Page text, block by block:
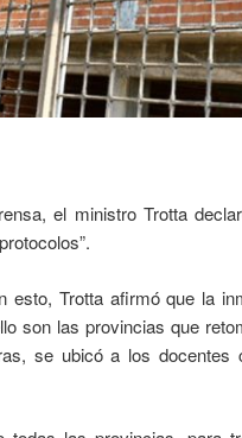
el ministro Trotta
esto, Trotta afirmó que la
son las provincias que
se ubicó a los docentes